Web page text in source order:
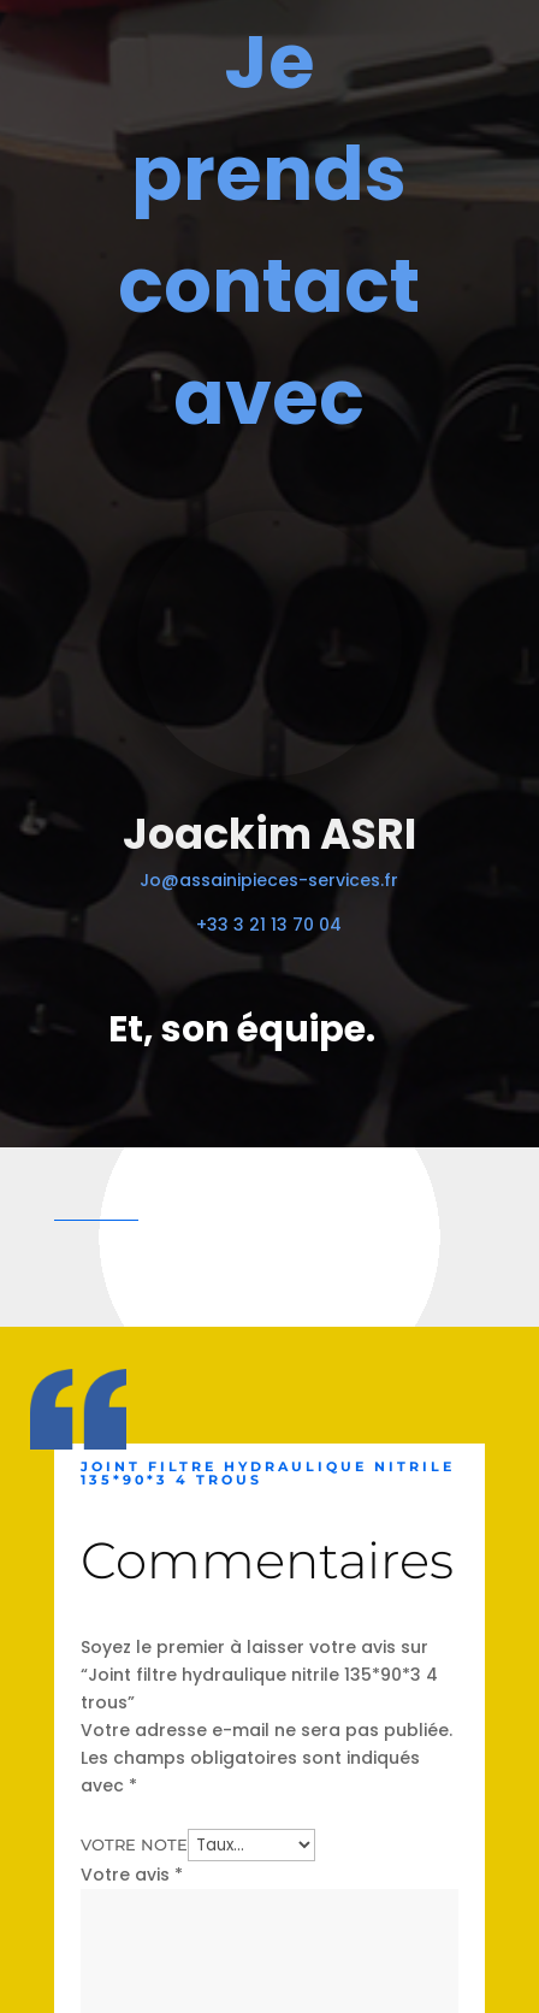
Je
prends
contact
avec
Joackim ASRI
Jo@assainipieces-services.fr
+33 3 21 13 70 04
Et, son équipe.
JOINT FILTRE HYDRAULIQUE NITRILE
135*90*3 4 TROUS
Commentaires
Soyez le premier à laisser votre avis sur
“Joint filtre hydraulique nitrile 135*90*3 4
trous”
Votre adresse e-mail ne sera pas publiée.
Les champs obligatoires sont indiqués
avec *
VOTRE NOTE
Votre avis *